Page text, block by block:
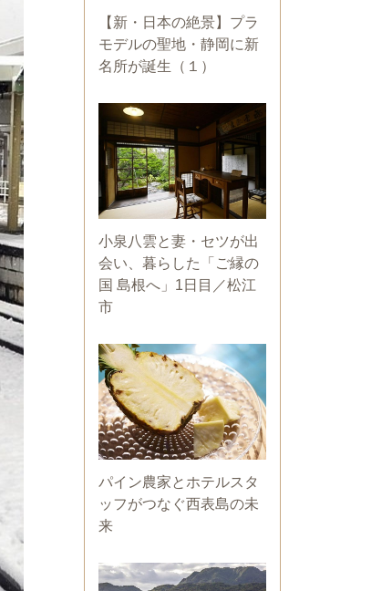
【新・日本の絶景】プラ
モデルの聖地・静岡に新
名所が誕生（１）
小泉八雲と妻・セツが出
会い、暮らした「ご縁の
国 島根へ」1日目／松江
市
パイン農家とホテルスタ
ッフがつなぐ西表島の未
来